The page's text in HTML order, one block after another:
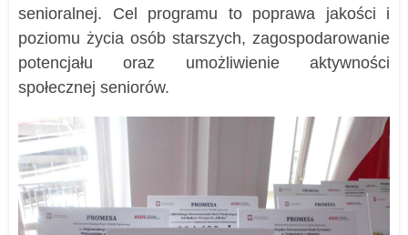
senioralnej. Cel programu to poprawa jakości i
poziomu życia osób starszych, zagospodarowanie
potencjału oraz umożliwienie aktywności
społecznej seniorów.